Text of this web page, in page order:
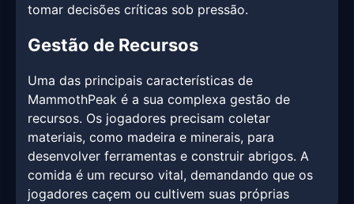
tomar decisões críticas sob pressão.
Gestão de Recursos
Uma das principais características de
MammothPeak é a sua complexa gestão de
recursos. Os jogadores precisam coletar
materiais, como madeira e minerais, para
desenvolver ferramentas e construir abrigos. A
comida é um recurso vital, demandando que os
jogadores caçem ou cultivem suas próprias